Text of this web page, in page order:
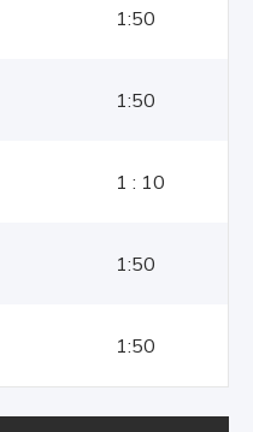
1:50
1:50
1 : 10
1:50
1:50